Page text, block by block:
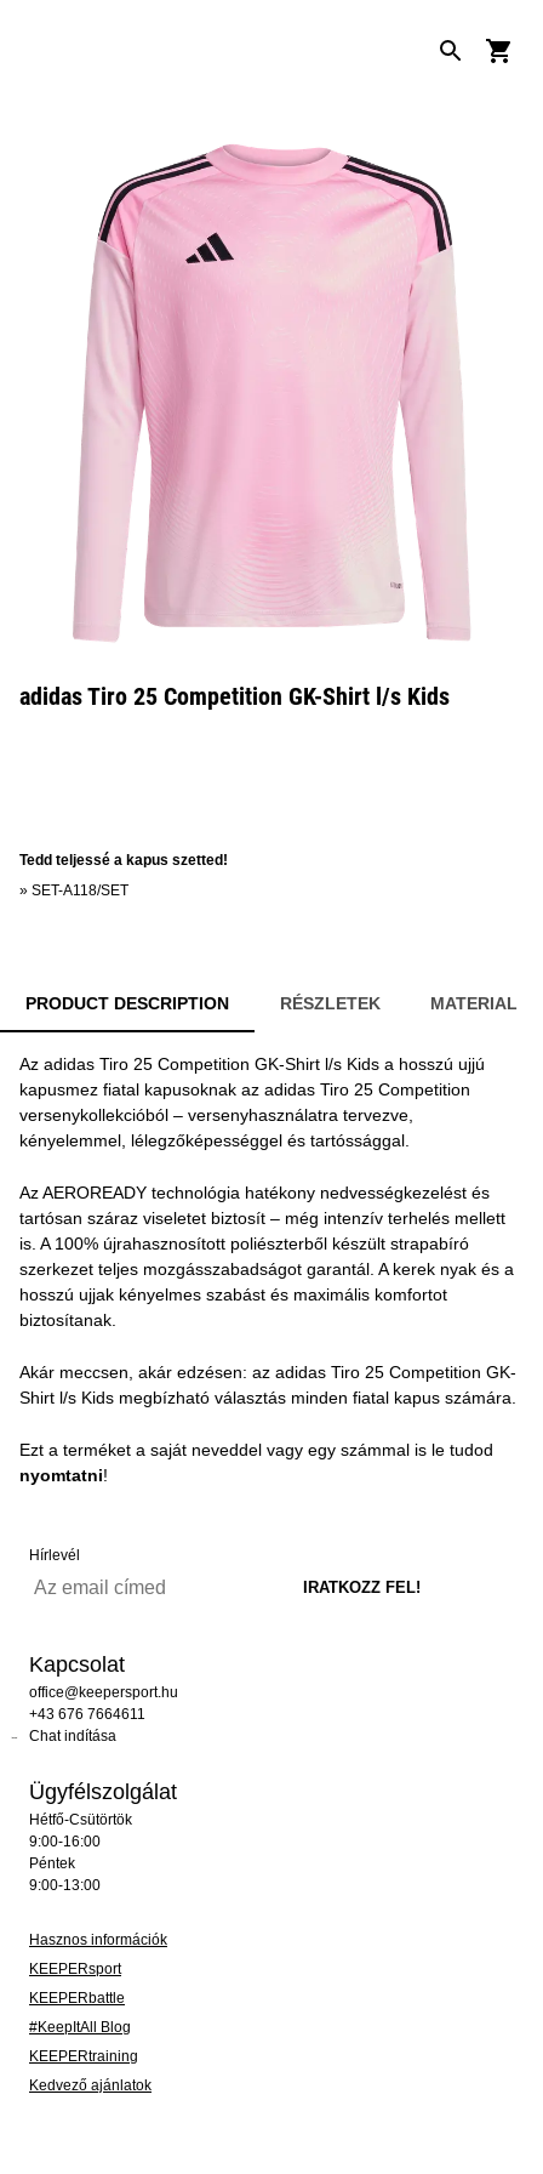
adidas Tiro 25 Competition GK-Shirt l/s Kids
Tedd teljessé a kapus szetted!
» SET-A118/SET
PRODUCT DESCRIPTION RÉSZLETEK MATERIAL
Az adidas Tiro 25 Competition GK-Shirt l/s Kids a hosszú ujjú
kapusmez fiatal kapusoknak az adidas Tiro 25 Competition
versenykollekcióból – versenyhasználatra tervezve,
kényelemmel, lélegzőképességgel és tartóssággal.
Az AEROREADY technológia hatékony nedvességkezelést és
tartósan száraz viseletet biztosít – még intenzív terhelés mellett
is. A 100% újrahasznosított poliészterből készült strapabíró
szerkezet teljes mozgásszabadságot garantál. A kerek nyak és a
hosszú ujjak kényelmes szabást és maximális komfortot
biztosítanak.
Akár meccsen, akár edzésen: az adidas Tiro 25 Competition GK-
Shirt l/s Kids megbízható választás minden fiatal kapus számára.
Ezt a terméket a saját neveddel vagy egy számmal is le tudod
nyomtatni!
Hírlevél
Kapcsolat
office@keepersport.hu
+43 676 7664611
Chat indítása
Ügyfélszolgálat
Hétfő-Csütörtök
9:00-16:00
Péntek
9:00-13:00
Hasznos információk
KEEPERsport
KEEPERbattle
#KeepItAll Blog
KEEPERtraining
Kedvező ajánlatok